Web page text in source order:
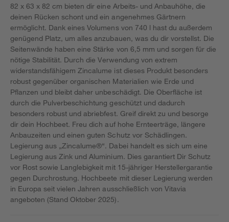
82 x 63 x 82 cm bieten dir eine Arbeits- und Anbauhöhe, die
deinen Rücken schont und ein angenehmes Gärtnern
ermöglicht. Dank eines Volumens von 740 l hast du außerdem
genügend Platz, um alles anzubauen, was du dir vorstellst. Die
Seitenwände haben eine Stärke von 6,5 mm und sorgen für die
nötige Stabilität. Durch die Verwendung von extrem
widerstandsfähigem Zincalume ist dieses Produkt besonders
robust gegenüber organischen Materialien wie Erde und
Pflanzen und bleibt daher unbeschädigt. Die Oberfläche ist
durch die Pulverbeschichtung geschützt und dadurch
besonders robust und abriebfest. Greif direkt zu und besorge
dir dein Hochbeet. Freu dich auf hohe Ernteerträge, längere
Anbauzeiten und einen guten Schutz vor Schädlingen.
Legierung aus „Zincalume®“. Dabei handelt es sich um eine
Legierung aus Zink und Aluminium. Dies garantiert Dir Schutz
vor Rost sowie Langlebigkeit mit 15-jähriger Herstellergarantie
gegen Durchrostung. Hochbeete mit dieser Legierung werden
in Europa seit vielen Jahren ausschließlich von Vitavia
angeboten (Stand Oktober 2025).